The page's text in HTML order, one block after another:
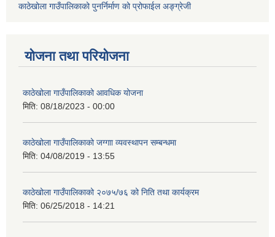
काठेखोला गाउँपालिकाको पुनर्निर्माण को प्रोफाईल अङ्ग्रेजी
योजना तथा परियोजना
काठेखोला गाउँपालिकाको आवधिक योजना
मिति: 08/18/2023 - 00:00
काठेखोला गाउँपालिकाको जग्गाा व्यवस्थापन सम्बन्धमा
मिति: 04/08/2019 - 13:55
काठेखोला गाउँपालिकाको २०७५/७६ को निति तथा कार्यक्रम
मिति: 06/25/2018 - 14:21